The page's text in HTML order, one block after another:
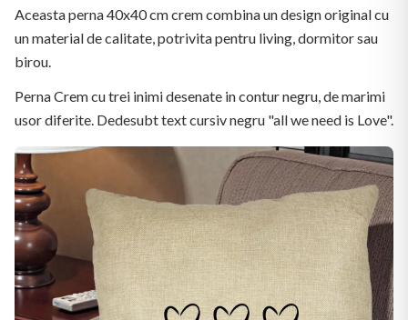
Aceasta perna 40x40 cm crem combina un design original cu
un material de calitate, potrivita pentru living, dormitor sau
birou.
Perna Crem cu trei inimi desenate in contur negru, de marimi
usor diferite. Dedesubt text cursiv negru "all we need is Love".